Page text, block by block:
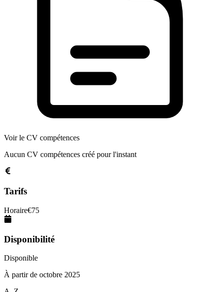
Voir le CV compétences
Aucun CV compétences créé pour l'instant
Tarifs
Horaire€75
Disponibilité
Disponible
À partir de octobre 2025